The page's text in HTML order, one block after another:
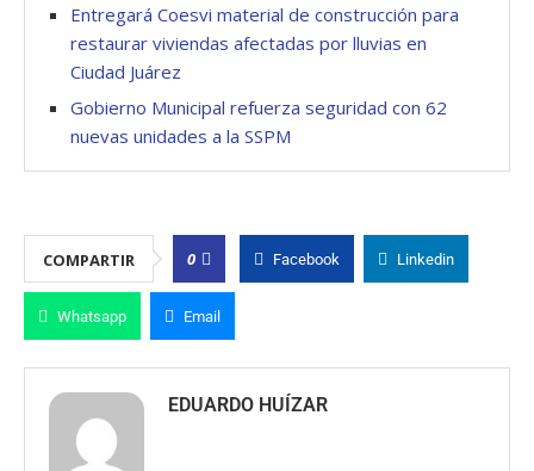
Entregará Coesvi material de construcción para
restaurar viviendas afectadas por lluvias en
Ciudad Juárez
Gobierno Municipal refuerza seguridad con 62
nuevas unidades a la SSPM
COMPARTIR 0 Facebook Linkedin
Whatsapp Email
EDUARDO HUÍZAR